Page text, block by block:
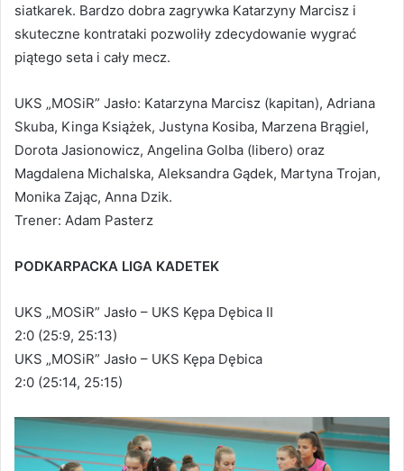
siatkarek. Bardzo dobra zagrywka Katarzyny Marcisz i
skuteczne kontrataki pozwoliły zdecydowanie wygrać
piątego seta i cały mecz.
UKS „MOSiR” Jasło: Katarzyna Marcisz (kapitan), Adriana
Skuba, Kinga Książek, Justyna Kosiba, Marzena Brągiel,
Dorota Jasionowicz, Angelina Golba (libero) oraz
Magdalena Michalska, Aleksandra Gądek, Martyna Trojan,
Monika Zając, Anna Dzik.
Trener: Adam Pasterz
PODKARPACKA LIGA KADETEK
UKS „MOSiR” Jasło – UKS Kępa Dębica II
2:0 (25:9, 25:13)
UKS „MOSiR” Jasło – UKS Kępa Dębica
2:0 (25:14, 25:15)